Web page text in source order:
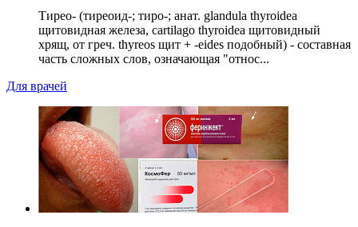
Тирео- (тиреоид-; тиро-; анат. glandula thyroidea
щитовидная железа, cartilago thyroidea щитовидный
хрящ, от греч. thyreos щит + -eides подобный) - составная
часть сложных слов, означающая "относ...
Для врачей